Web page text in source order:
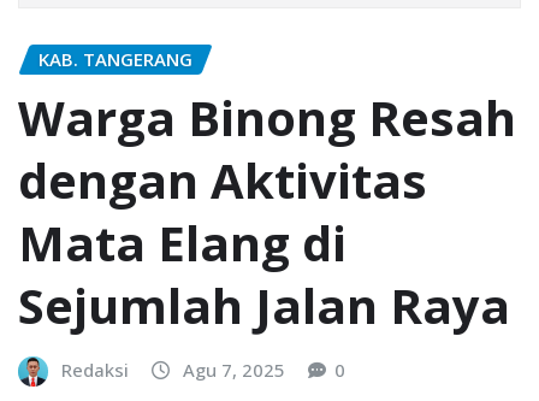
KAB. TANGERANG
Warga Binong Resah
dengan Aktivitas
Mata Elang di
Sejumlah Jalan Raya
Redaksi Agu 7, 2025 0